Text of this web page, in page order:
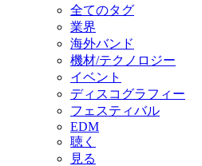
全てのタグ
業界
海外バンド
機材/テクノロジー
イベント
ディスコグラフィー
フェスティバル
EDM
聴く
見る